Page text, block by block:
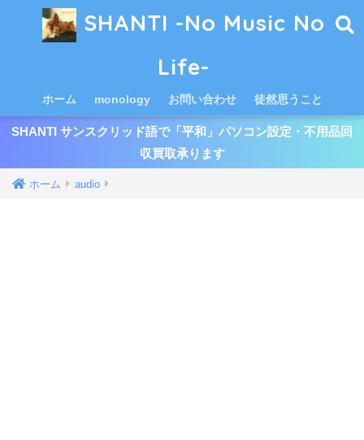
SHANTI -No Music No
Life-
ホーム monology お問い合わせ 徒然思うこと
SHANTI サンスクリッド語で「平和」パソコン設定・不用品回
収買取承ります
ホーム audio